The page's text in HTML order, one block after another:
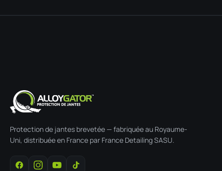
Protection de jantes brevetée — fabriquée au Royaume-
Uni, distribuée en France par France Detailing SASU.